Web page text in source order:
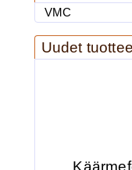
VMC
Uudet